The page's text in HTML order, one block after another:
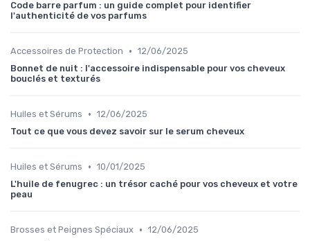
Code barre parfum : un guide complet pour identifier
l'authenticité de vos parfums
Accessoires de Protection • 12/06/2025
Bonnet de nuit : l'accessoire indispensable pour vos cheveux
bouclés et texturés
Huiles et Sérums • 12/06/2025
Tout ce que vous devez savoir sur le serum cheveux
Huiles et Sérums • 10/01/2025
L'huile de fenugrec : un trésor caché pour vos cheveux et votre
peau
Brosses et Peignes Spéciaux • 12/06/2025